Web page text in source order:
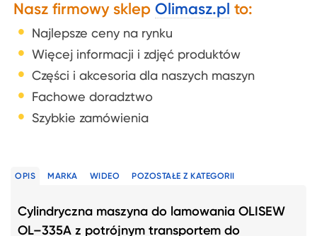
Nasz firmowy sklep Olimasz.pl to:
Najlepsze ceny na rynku
Więcej informacji i zdjęć produktów
Części i akcesoria dla naszych maszyn
Fachowe doradztwo
Szybkie zamówienia
OPIS MARKA WIDEO POZOSTAŁE Z KATEGORII
Cylindryczna maszyna do lamowania OLISEW
OL–335A z potrójnym transportem do